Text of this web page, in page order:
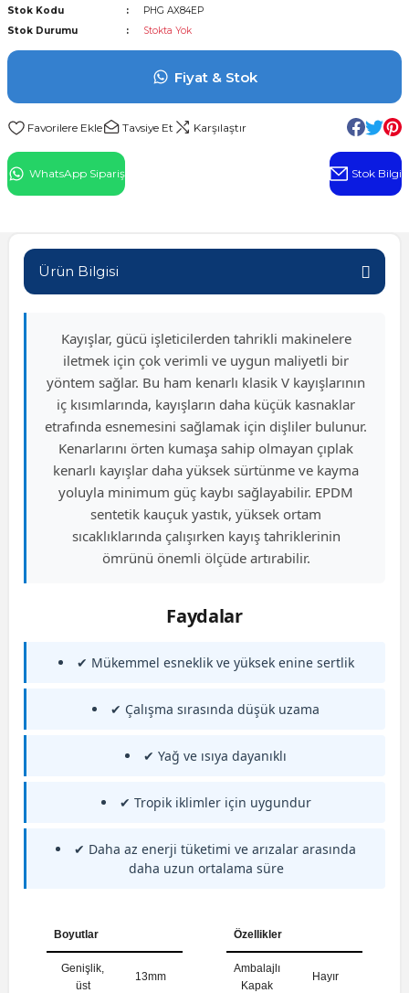
Rulman
Stok Kodu
PHG AX84EP
Stok Durumu
Stokta Yok
Fiyat & Stok
Tavsiye Et Karşılaştır
WhatsApp Sipariş Stok Bilgi
Ürün Bilgisi
Kayışlar, gücü işleticilerden tahrikli makinelere
iletmek için çok verimli ve uygun maliyetli bir
yöntem sağlar. Bu ham kenarlı klasik V kayışlarının
iç kısımlarında, kayışların daha küçük kasnaklar
etrafında esnemesini sağlamak için dişliler bulunur.
Kenarlarını örten kumaşa sahip olmayan çıplak
kenarlı kayışlar daha yüksek sürtünme ve kayma
yoluyla minimum güç kaybı sağlayabilir. EPDM
sentetik kauçuk yastık, yüksek ortam
sıcaklıklarında çalışırken kayış tahriklerinin
ömrünü önemli ölçüde artırabilir.
Faydalar
✔ Mükemmel esneklik ve yüksek enine sertlik
✔ Çalışma sırasında düşük uzama
✔ Yağ ve ısıya dayanıklı
✔ Tropik iklimler için uygundur
✔ Daha az enerji tüketimi ve arızalar arasında
daha uzun ortalama süre
Boyutlar
Genişlik,
üst
13mm
Özellikler
Ambalajlı
Kapak
Hayır